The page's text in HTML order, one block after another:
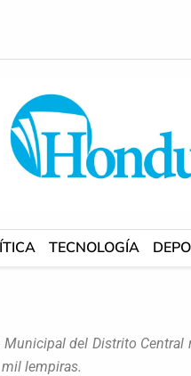
TECNOLOGÍA
del Distrito
lempiras.